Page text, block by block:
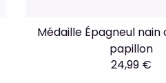
Médaille Épagneul
papillon
24,99 €